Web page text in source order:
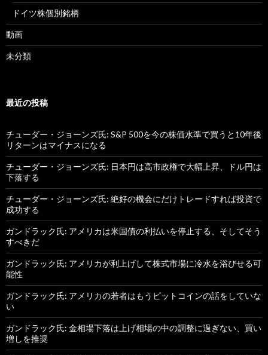
ドイツ株個別銘柄
動画
未分類
最近の投稿
チューダー・ジョーンズ氏: S&P 500を今の株価水準で買うと10年後
リターンはマイナスになる
チューダー・ジョーンズ氏: 日本円は高市政権で大幅上昇、ドル円は
下落する
チューダー・ジョーンズ氏: 絶好の機会にだけトレードすれば投資で
成功する
ガンドラック氏: アメリカは米国債の利払いを停止する、そしてそう
すべきだ
ガンドラック氏: アメリカが利上げして株式市場に冷水を浴びせる可
能性
ガンドラック氏: アメリカの若者はもうビットコインの話をしていな
い
ガンドラック氏: 金相場下落は上げ相場の中の調整に過ぎない、買い
増しを推奨